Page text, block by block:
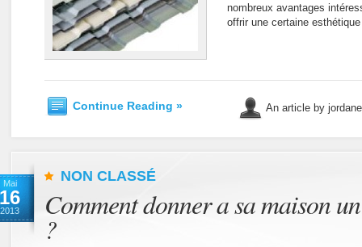
nombreux avantages
offrir une certaine
Continue Reading » An article by
Mai
16
2013
NON CLASSÉ
Comment donner a sa maison
?